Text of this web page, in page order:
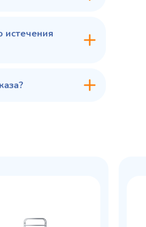
истечения